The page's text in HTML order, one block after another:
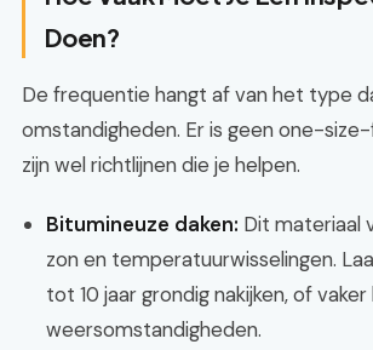
Doen?
De frequentie hangt af van het type
omstandigheden. Er is geen one-
zijn wel richtlijnen die je helpen.
Bitumineuze daken: Dit materiaal
zon en temperatuurwisselingen.
tot 10 jaar grondig nakijken, of
weersomstandigheden.